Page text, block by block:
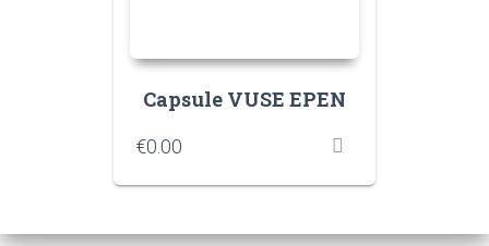
Capsule VUSE EPEN
€0.00